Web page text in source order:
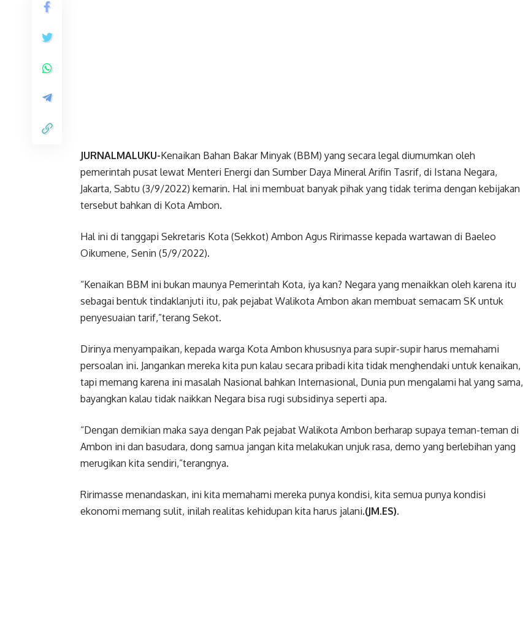
JURNALMALUKU-Kenaikan Bahan Bakar Minyak (BBM) yang secara legal diumumkan oleh
pemerintah pusat lewat Menteri Energi dan Sumber Daya Mineral Arifin Tasrif, di Istana Negara,
Jakarta, Sabtu (3/9/2022) kemarin. Hal ini membuat banyak pihak yang tidak terima dengan kebijakan
tersebut bahkan di Kota Ambon.
Hal ini di tanggapi Sekretaris Kota (Sekkot) Ambon Agus Ririmasse kepada wartawan di Baeleo
Oikumene, Senin (5/9/2022).
“Kenaikan BBM ini bukan maunya Pemerintah Kota, iya kan? Negara yang menaikkan oleh karena itu
sebagai bentuk tindaklanjuti itu, pak pejabat Walikota Ambon akan membuat semacam SK untuk
penyesuaian tarif,”terang Sekot.
Dirinya menyampaikan, kepada warga Kota Ambon khususnya para supir-supir harus memahami
persoalan ini. Jangankan mereka kita pun kalau secara pribadi kita tidak menghendaki untuk kenaikan,
tapi memang karena ini masalah Nasional bahkan Internasional, Dunia pun mengalami hal yang sama,
bayangkan kalau tidak naikkan Negara bisa rugi subsidinya seperti apa.
“Dengan demikian maka saya dengan Pak pejabat Walikota Ambon berharap supaya teman-teman di
Ambon ini dan basudara, dong samua jangan kita melakukan unjuk rasa, demo yang berlebihan yang
merugikan kita sendiri,”terangnya.
Ririmasse menandaskan, ini kita memahami mereka punya kondisi, kita semua punya kondisi
ekonomi memang sulit, inilah realitas kehidupan kita harus jalani.(JM.ES).